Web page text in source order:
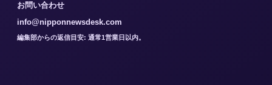
お問い合わせ
info@nipponnewsdesk.com
編集部からの返信目安: 通常1営業日以内。